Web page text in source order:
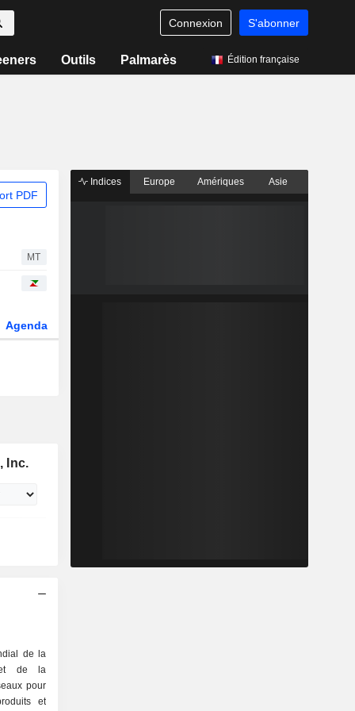
Connexion S'abonner
Outils Palmarès Édition française
PDF
MT
Agenda
Inc.
de la
et de la
pour
et
Indices Europe Amériques Asie